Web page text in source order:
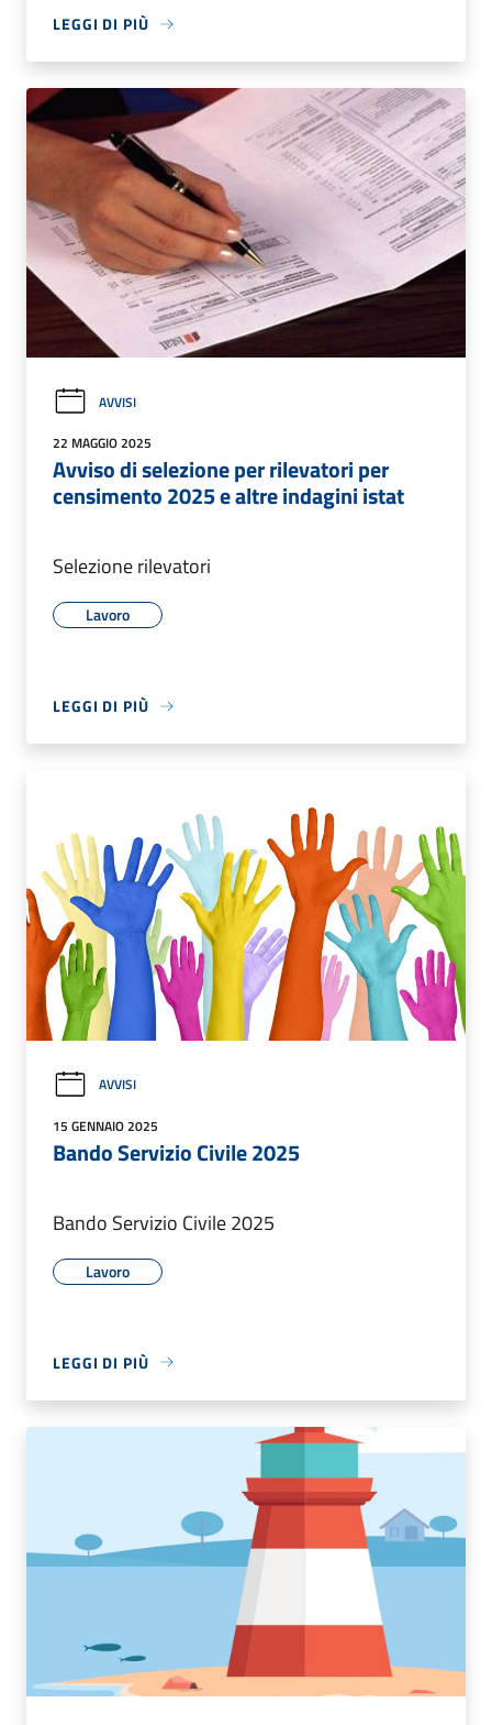
LEGGI DI PIÙ
AVVISI
22 MAGGIO 2025
Avviso di selezione per rilevatori per
censimento 2025 e altre indagini istat
Selezione rilevatori
Lavoro
LEGGI DI PIÙ
AVVISI
15 GENNAIO 2025
Bando Servizio Civile 2025
Bando Servizio Civile 2025
Lavoro
LEGGI DI PIÙ